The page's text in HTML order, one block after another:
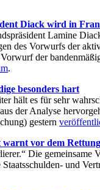
Diack wird in
Lamine
des Vorwurfs der
der
.
besonders hart
hält es für sehr
der Analyse
gestern
vor dem
Die gemeinsame
und